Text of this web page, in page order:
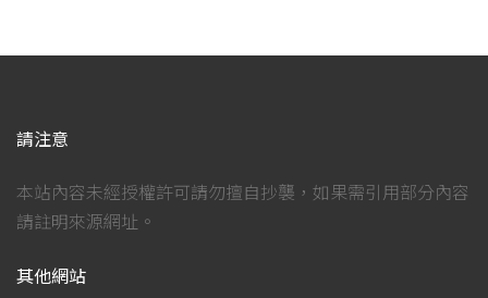
請注意
本站內容未經授權許可請勿擅自抄襲，如果需引用部分內容
請註明來源網址。
其他網站